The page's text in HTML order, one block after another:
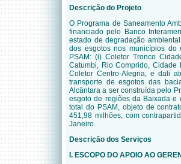
Descrição do Projeto
O Programa de Saneamento
financiado pelo Banco
estado de degradação
dos esgotos nos municípios do
PSAM: (i) Coletor Tronco
Catumbi, Rio Comprido, Cidade
Coletor Centro-Alegria, e dali
transporte de esgotos das
Alcântara a ser construída pelo
esgoto de regiões da Baixada e
total do PSAM, objeto de
451,98 milhões, com
Janeiro.
Descrição dos Serviços
I. ESCOPO DO APOIO AO